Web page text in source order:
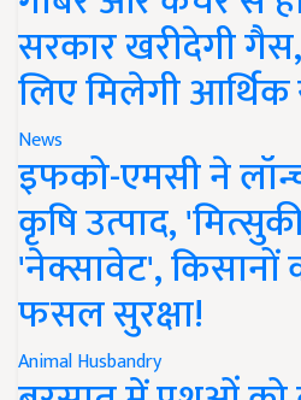
सरकार खरीदेगी
लिए मिलेगी
News
इफको-एमसी ने
कृषि उत्पाद,
'नेक्सावेट', किसानों
फसल सुरक्षा!
Animal Husbandry